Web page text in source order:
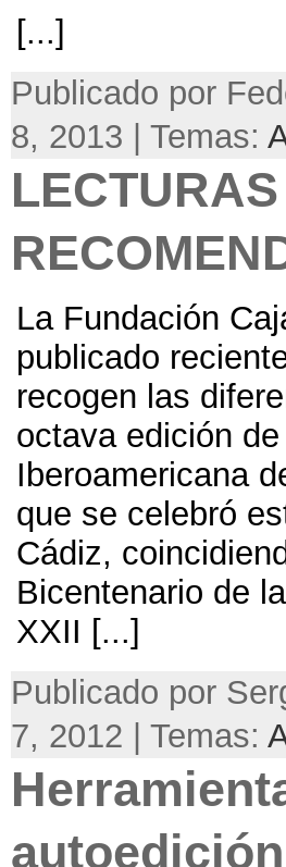
[...]
Publicado por
8, 2013 | Temas:
LECTURAS
La Fundación
publicado
recogen las
octava edición
Iberoamericana
que se celebró
Cádiz,
Bicentenario de
XXII [...]
Publicado por
7, 2012 | Temas: